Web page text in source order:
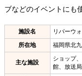
ブなどのイベントにも
施設名
リバーウ
所在地
福岡県北
主な施設
ショップ
館、放送